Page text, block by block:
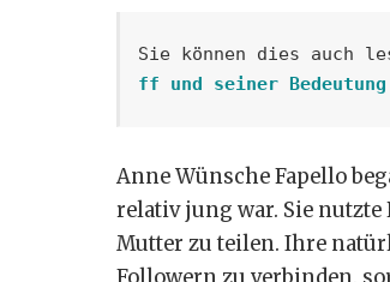
Sie können dies auch
ff und seiner Bedeutung
Anne Wünsche Fapello
relativ jung war. Sie
Mutter zu teilen. Ihre